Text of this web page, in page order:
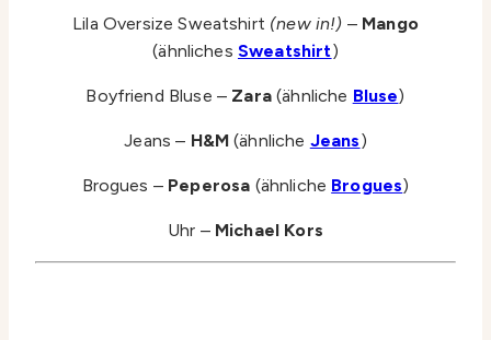
Lila Oversize Sweatshirt (new in!) – Mango
(ähnliches Sweatshirt)
Boyfriend Bluse – Zara(ähnliche Bluse)
Jeans – H&M (ähnliche Jeans)
Brogues – Peperosa (ähnliche Brogues)
Uhr – Michael Kors